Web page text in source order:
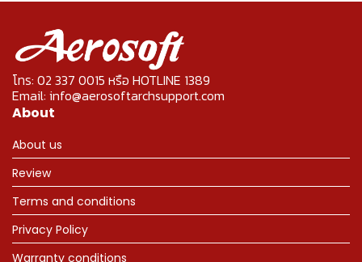
โทร: 02 337 0015 หรือ HOTLINE 1389
Email: info@aerosoftarchsupport.com
About
About us
Review
Terms and conditions
Privacy Policy
Warranty conditions